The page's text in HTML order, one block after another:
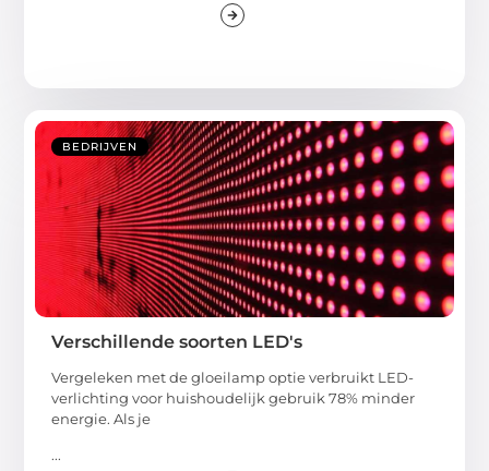
BEDRIJVEN
Verschillende soorten LED's
Vergeleken met de gloeilamp optie verbruikt LED-
verlichting voor huishoudelijk gebruik 78% minder
energie. Als je
...